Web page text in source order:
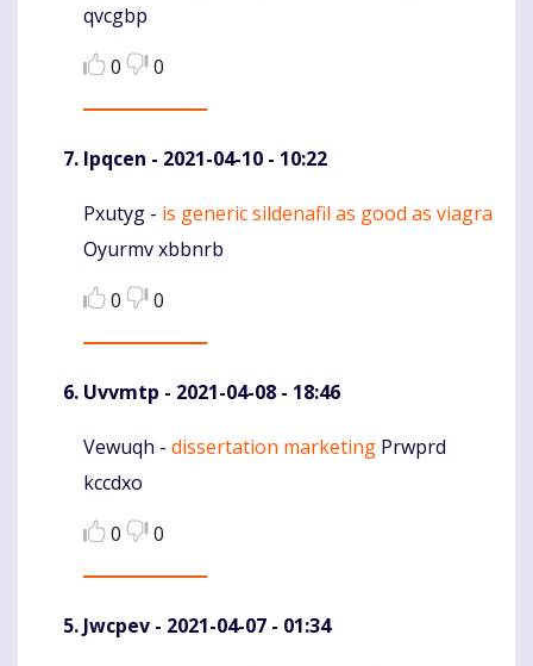
qvcgbp
0
0
Ipqcen - 2021-04-10 - 10:22
Komentaras
Pxutyg - is generic sildenafil as good as viagra
Oyurmv xbbnrb
0
0
Uvvmtp - 2021-04-08 - 18:46
Komentaras
Vewuqh - dissertation marketing Prwprd
kccdxo
0
0
Jwcpev - 2021-04-07 - 01:34